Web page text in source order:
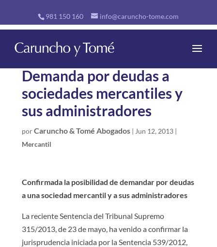
981 150 160 info@caruncho-tome.com
Demanda por deudas a
sociedades mercantiles y
sus administradores
porCaruncho & Tomé Abogados| Jun 12, 2013|
Mercantil
Confirmada la posibilidad de demandar por deudas
a una sociedad mercantil y a sus administradores
La reciente Sentencia del Tribunal Supremo
315/2013, de 23 de mayo, ha venido a confirmar la
jurisprudencia iniciada por la Sentencia 539/2012,